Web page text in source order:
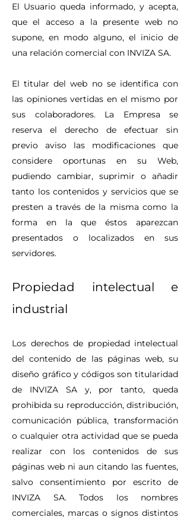
El Usuario queda informado, y acepta,
que el acceso a la presente web no
supone, en modo alguno, el inicio de
una relación comercial con INVIZA SA.
El titular del web no se identifica con
las opiniones vertidas en el mismo por
sus colaboradores. La Empresa se
reserva el derecho de efectuar sin
previo aviso las modificaciones que
considere oportunas en su Web,
pudiendo cambiar, suprimir o añadir
tanto los contenidos y servicios que se
presten a través de la misma como la
forma en la que éstos aparezcan
presentados o localizados en sus
servidores.
Propiedad intelectual e
industrial
Los derechos de propiedad intelectual
del contenido de las páginas web, su
diseño gráfico y códigos son titularidad
de INVIZA SA y, por tanto, queda
prohibida su reproducción, distribución,
comunicación pública, transformación
o cualquier otra actividad que se pueda
realizar con los contenidos de sus
páginas web ni aun citando las fuentes,
salvo consentimiento por escrito de
INVIZA SA. Todos los nombres
comerciales, marcas o signos distintos